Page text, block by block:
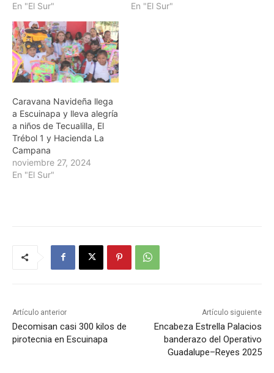
En "El Sur"
En "El Sur"
Caravana Navideña llega
a Escuinapa y lleva alegría
a niños de Tecualilla, El
Trébol 1 y Hacienda La
Campana
noviembre 27, 2024
En "El Sur"
Artículo anterior
Decomisan casi 300 kilos de
pirotecnia en Escuinapa
Artículo siguiente
Encabeza Estrella Palacios
banderazo del Operativo
Guadalupe–Reyes 2025